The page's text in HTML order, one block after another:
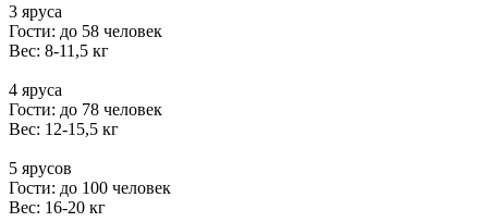
3 яруса
Гости: до 58 человек
Вес: 8-11,5 кг
4 яруса
Гости: до 78 человек
Вес: 12-15,5 кг
5 ярусов
Гости: до 100 человек
Вес: 16-20 кг